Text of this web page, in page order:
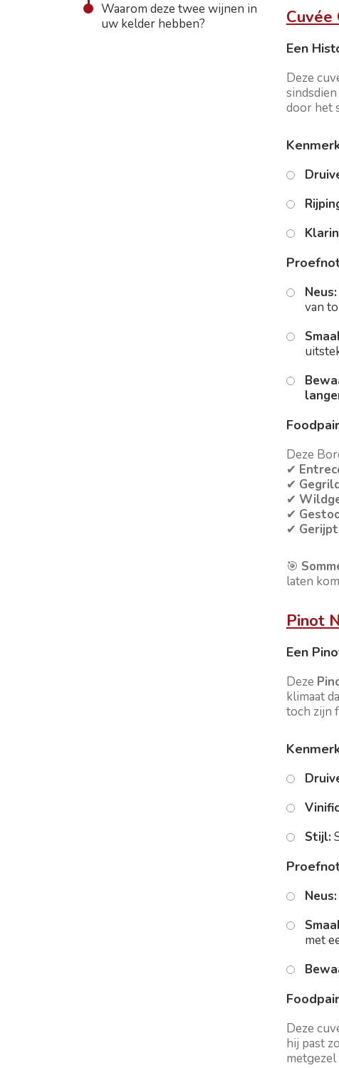
Waarom deze twee wijnen in
uw kelder hebben?
Cuvée
Een
Deze
door het
Neus:
van
Deze
✔
✔
✔
✔
✔
🎯
laten
Pinot
Een
Deze
klimaat
toch zijn
Stijl:
Neus:
met
Deze
hij past